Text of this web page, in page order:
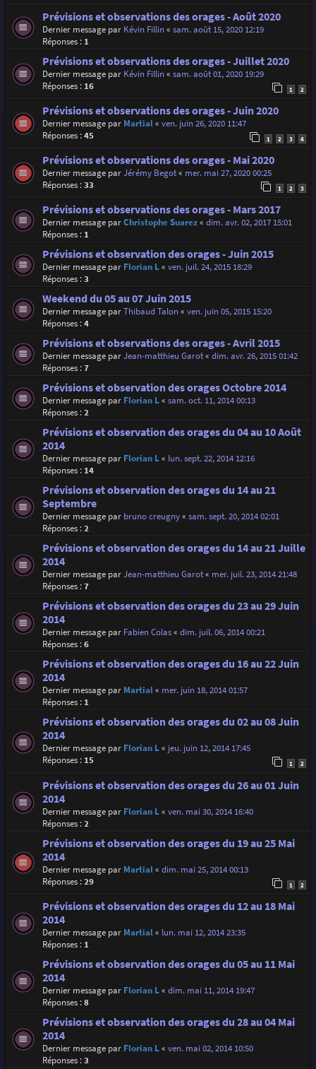
Prévisions et observations des orages - Août 2020
Dernier message par Kévin Fillin« sam. août 15, 2020 12:19
Réponses : 1
Prévisions et observations des orages - Juillet 2020
Dernier message par Kévin Fillin« sam. août 01, 2020 19:29
Réponses : 16 1 2
Prévisions et observations des orages - Juin 2020
Dernier message par Martial« ven. juin 26, 2020 11:47
Réponses :45 1 2 3 4
Prévisions et observations des orages - Mai 2020
Dernier message parJérémy Begot« mer. mai 27, 2020 00:25
Réponses :33 1 2 3
Prévisions et observations des orages - Mars 2017
Dernier message parChristophe Suarez« dim. avr. 02, 2017 15:01
Réponses : 1
Prévisions et observation des orages - Juin 2015
Dernier message par Florian L« ven. juil. 24, 2015 18:29
Réponses :3
Weekend du 05 au 07 Juin 2015
Dernier message parThibaud Talon« ven. juin 05, 2015 15:20
Réponses :4
Prévisions et observations des orages - Avril 2015
Dernier message parJean-matthieu Garot« dim. avr. 26, 2015 01:42
Réponses :7
Prévisions et observation des orages Octobre 2014
Dernier message par Florian L« sam. oct. 11, 2014 00:13
Réponses :2
Prévisions et observation des orages du 04 au 10 Août
2014
Dernier message par Florian L« lun. sept. 22, 2014 12:16
Réponses : 14
Prévisions et observation des orages du 14 au 21
Septembre
Dernier message par bruno creugny« sam. sept. 20, 2014 02:01
Réponses :2
Prévisions et observation des orages du 14 au 21 Juille
2014
Dernier message parJean-matthieu Garot« mer. juil. 23, 2014 21:48
Réponses :7
Prévisions et observation des orages du 23 au 29 Juin
2014
Dernier message par Fabien Colas« dim. juil. 06, 2014 00:21
Réponses :6
Prévisions et observation des orages du 16 au 22 Juin
2014
Dernier message par Martial« mer. juin 18, 2014 01:57
Réponses : 1
Prévisions et observation des orages du 02 au 08 Juin
2014
Dernier message par Florian L« jeu. juin 12, 2014 17:45
Réponses : 15 1 2
Prévisions et observation des orages du 26 au 01 Juin
2014
Dernier message par Florian L« ven. mai 30, 2014 16:40
Réponses :2
Prévisions et observation des orages du 19 au 25 Mai
2014
Dernier message par Martial« dim. mai 25, 2014 00:13
Réponses :29 1 2
Prévisions et observation des orages du 12 au 18 Mai
2014
Dernier message par Martial« lun. mai 12, 2014 23:35
Réponses : 1
Prévisions et observation des orages du 05 au 11 Mai
2014
Dernier message par Florian L« dim. mai 11, 2014 19:47
Réponses :8
Prévisions et observation des orages du 28 au 04 Mai
2014
Dernier message par Florian L« ven. mai 02, 2014 10:50
Réponses :3